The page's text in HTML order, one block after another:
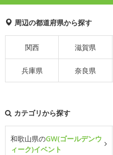
周辺の都道府県から探す
関西 滋賀県
兵庫県 奈良県
カテゴリから探す
和歌山県のGW(ゴールデンウ
ィーク)イベント